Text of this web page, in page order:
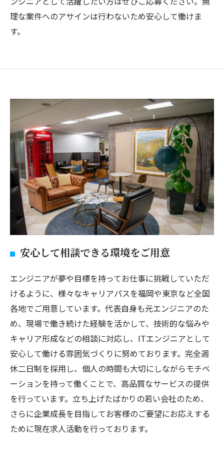
理な案件へのアサインは行わないため安心して働けま
す。
安心して相談できる環境をご用意
エンジニアが夢や目標を持ってお仕事に挑戦していただ
けるように、様々なキャリアパスを福岡や東京など全国
各地でご用意しています。代表自身も元エンジニアのた
め、現場で働き続けた経験を活かして、技術的な悩みや
キャリア形成などの相談に対応し、ITエンジニアとして
安心して働ける雰囲気づくりに努めております。完全週
休二日制を採用し、個人の時間も大切にしながらモチベ
ーションを持って働くことで、高品質なサービスの提供
を行っています。立ち上げたばかりの若い会社のため、
さらに企業成長を目指してお客様のご要望にお応えする
ために現在求人活動を行っております。